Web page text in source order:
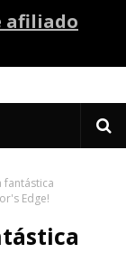
afiliado
fantástica
Edge!